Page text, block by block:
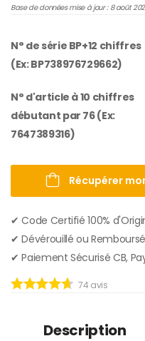
Base de données mise à jour : 8 août
N° de série BP+12 chiffres
(Ex: BP738976729662)
N° d'article à 10 chiffres
débutant par 76 (Ex:
7647389316)
Récupérer
✔︎ Code Certifié 100%
✔︎ Dévérouillé ou Remboursé
✔︎ Paiement Sécurisé CB,
74 avis
Description